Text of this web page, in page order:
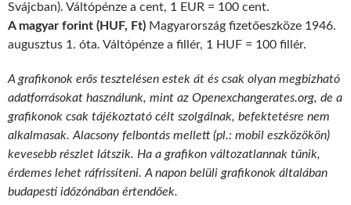
Svájcban). Váltópénze a cent, 1 EUR = 100 cent.
A magyar forint (HUF, Ft) Magyarország fizetőeszköze 1946.
augusztus 1. óta. Váltópénze a fillér, 1 HUF = 100 fillér.
A grafikonok erős tesztelésen estek át és csak olyan megbízható
adatforrásokat használunk, mint az Openexchangerates.org, de a
grafikonok csak tájékoztató célt szolgálnak, befektetésre nem
alkalmasak. Alacsony felbontás mellett (pl.: mobil eszközökön)
kevesebb részlet látszik. Ha a grafikon változatlannak tűnik,
érdemes lehet ráfrissíteni. A napon belüli grafikonok általában
budapesti időzónában értendőek.